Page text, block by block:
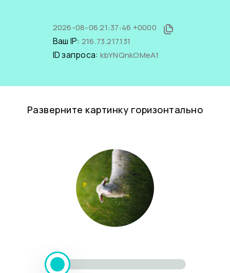
2026-08-06 21:37:46 +0000
Ваш IP: 216.73.217.131
ID запроса: kbYNQnkOMeA1
Разверните картинку горизонтально